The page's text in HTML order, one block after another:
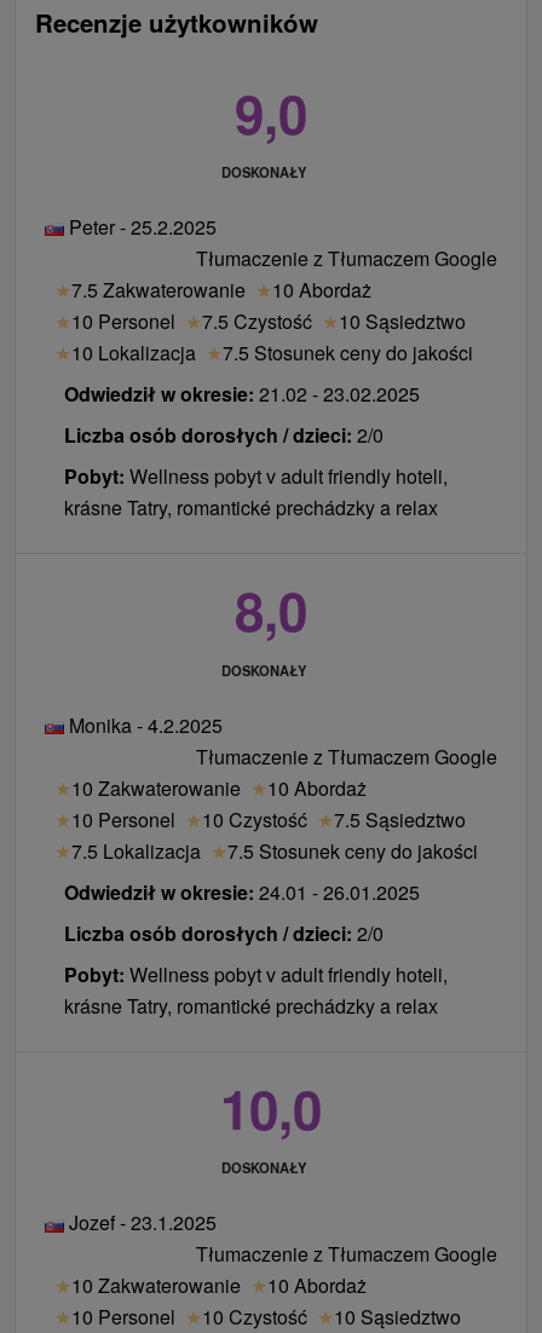
Zwierzęta:Zakwaterowanie ze zwierzętami nie
jest dozwolone.
Recenzje użytkowników
9,0
DOSKONAŁY
Peter - 25.2.2025
Tłumaczenie z Tłumaczem Google
★7.5 Zakwaterowanie ★10 Abordaż
★10 Personel ★7.5 Czystość ★10 Sąsiedztwo
★10 Lokalizacja ★7.5 Stosunek ceny do jakości
Odwiedził w okresie: 21.02 - 23.02.2025
Liczba osób dorosłych / dzieci: 2/0
Pobyt: Wellness pobyt v adult friendly hoteli,
krásne Tatry, romantické prechádzky a relax
8,0
DOSKONAŁY
Monika - 4.2.2025
Tłumaczenie z Tłumaczem Google
★10 Zakwaterowanie ★10 Abordaż
★10 Personel ★10 Czystość ★7.5 Sąsiedztwo
★7.5 Lokalizacja ★7.5 Stosunek ceny do jakości
Odwiedził w okresie: 24.01 - 26.01.2025
Liczba osób dorosłych / dzieci: 2/0
Pobyt: Wellness pobyt v adult friendly hoteli,
krásne Tatry, romantické prechádzky a relax
10,0
DOSKONAŁY
Jozef - 23.1.2025
Tłumaczenie z Tłumaczem Google
★10 Zakwaterowanie ★10 Abordaż
★10 Personel ★10 Czystość ★10 Sąsiedztwo